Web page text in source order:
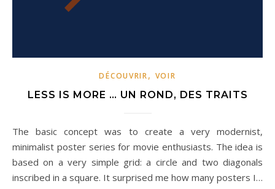
DÉCOUVRIR, VOIR
LESS IS MORE … UN ROND, DES TRAITS
The basic concept was to create a very modernist,
minimalist poster series for movie enthusiasts. The idea is
based on a very simple grid: a circle and two diagonals
inscribed in a square. It surprised me how many posters I…